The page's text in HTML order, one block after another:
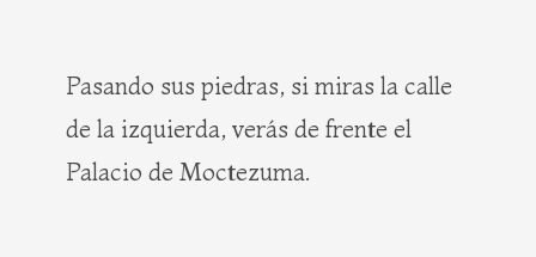
Pasando sus piedras, si miras la calle
de la izquierda, verás de frente el
Palacio de Moctezuma.